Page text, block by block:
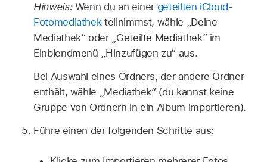
Hinweis: Wenn du an einer geteilten iCloud-
Fotomediathekteilnimmst, wähle „Deine
Mediathek“ oder „Geteilte Mediathek“ im
Einblendmenü „Hinzufügen zu“ aus.
Bei Auswahl eines Ordners, der andere Ordner
enthält, wähle „Mediathek“ (du kannst keine
Gruppe von Ordnern in ein Album importieren).
Führe einen der folgenden Schritte aus: